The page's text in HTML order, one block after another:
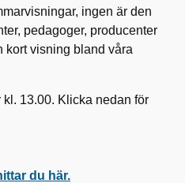
ingen är den
pedagoger, producenter
kort visning bland våra
13.00. Klicka nedan för
du här.